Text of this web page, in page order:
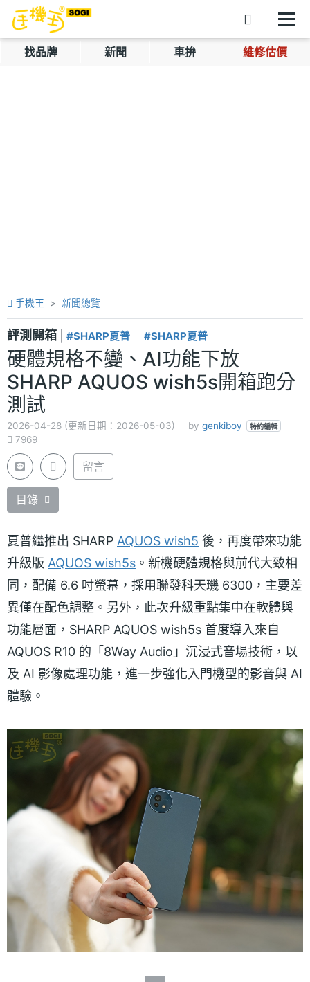
找品牌 新聞 車拚 維修估價
手機王 新聞總覽
評測開箱 #SHARP夏普 #SHARP夏普
硬體規格不變、AI功能下放
SHARP AQUOS wish5s開箱跑分
測試
2026-04-28 (更新日期：2026-05-03) by genkiboy 特約編輯
7969
留言
目錄
夏普繼推出 SHARP AQUOS wish5 後，再度帶來功能
升級版 AQUOS wish5s 。新機硬體規格與前代大致相
同，配備 6.6 吋螢幕，採用聯發科天璣 6300，主要差
異僅在配色調整。另外，此次升級重點集中在軟體與
功能層面，SHARP AQUOS wish5s 首度導入來自
AQUOS R10 的「8Way Audio」沉浸式音場技術，以
及 AI 影像處理功能，進一步強化入門機型的影音與 AI
體驗。